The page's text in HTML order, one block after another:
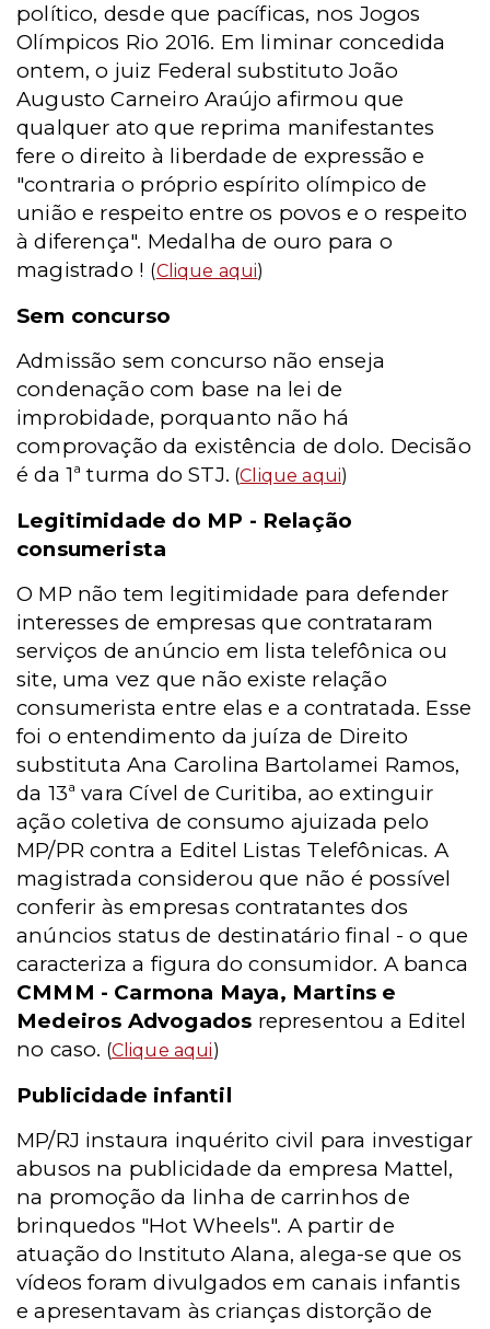
político, desde que pacíficas, nos Jogos
Olímpicos Rio 2016. Em liminar concedida
ontem, o juiz Federal substituto João
Augusto Carneiro Araújo afirmou que
qualquer ato que reprima manifestantes
fere o direito à liberdade de expressão e
"contraria o próprio espírito olímpico de
união e respeito entre os povos e o respeito
à diferença". Medalha de ouro para o
magistrado ! (Clique aqui)
Sem concurso
Admissão sem concurso não enseja
condenação com base na lei de
improbidade, porquanto não há
comprovação da existência de dolo. Decisão
é da 1ª turma do STJ. (Clique aqui)
Legitimidade do MP - Relação
consumerista
O MP não tem legitimidade para defender
interesses de empresas que contrataram
serviços de anúncio em lista telefônica ou
site, uma vez que não existe relação
consumerista entre elas e a contratada. Esse
foi o entendimento da juíza de Direito
substituta Ana Carolina Bartolamei Ramos,
da 13ª vara Cível de Curitiba, ao extinguir
ação coletiva de consumo ajuizada pelo
MP/PR contra a Editel Listas Telefônicas. A
magistrada considerou que não é possível
conferir às empresas contratantes dos
anúncios status de destinatário final - o que
caracteriza a figura do consumidor. A banca
CMMM - Carmona Maya, Martins e
Medeiros Advogados representou a Editel
no caso. (Clique aqui)
Publicidade infantil
MP/RJ instaura inquérito civil para investigar
abusos na publicidade da empresa Mattel,
na promoção da linha de carrinhos de
brinquedos "Hot Wheels". A partir de
atuação do Instituto Alana, alega-se que os
vídeos foram divulgados em canais infantis
e apresentavam às crianças distorção de